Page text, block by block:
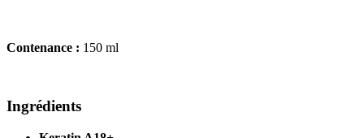
Contenance : 150 ml
Ingrédients